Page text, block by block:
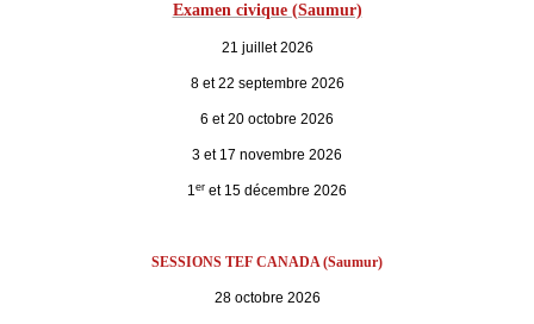
Examen civique (Saumur)
21 juillet 2026
8 et 22 septembre 2026
6 et 20 octobre 2026
3 et 17 novembre 2026
1er et 15 décembre 2026
SESSIONS TEF CANADA (Saumur)
28 octobre 2026